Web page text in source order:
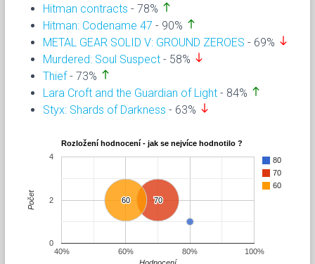
Hitman contracts - 78% north
Hitman: Codename 47 - 90% north
METAL GEAR SOLID V: GROUND ZEROES - 69% south
Murdered: Soul Suspect - 58% south
Thief- 73% north
Lara Croft and the Guardian of Light - 84% north
Styx: Shards of Darkness - 63% south
Rozložení hodnocení - jak se nejvíce hodnotilo ?
80
70
60
70
70
60
60
40% 60% 80% 100%
0
2
4
Počet